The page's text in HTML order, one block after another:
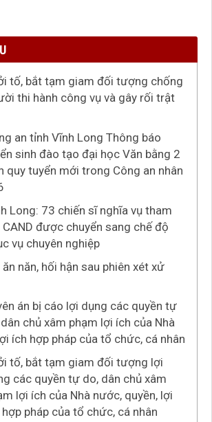
tố, bắt tạm giam đối tượng chống
thi hành công vụ và gây rối trật
an tỉnh Vĩnh Long Thông báo
sinh đào tạo đại học Văn bằng 2
quy tuyển mới trong Công an nhân
Long: 73 chiến sĩ nghĩa vụ tham
CAND được chuyển sang chế độ
vụ chuyên nghiệp
ăn năn, hối hận sau phiên xét xử
án bị cáo lợi dụng các quyền tự
chủ xâm phạm lợi ích của Nhà
ích hợp pháp của tổ chức, cá nhân
tố, bắt tạm giam đối tượng lợi
các quyền tự do, dân chủ xâm
lợi ích của Nhà nước, quyền, lợi
pháp của tổ chức, cá nhân